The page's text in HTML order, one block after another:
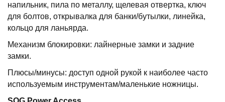
напильник, пила по металлу, щелевая отвертка, ключ
для болтов, открывалка для банки/бутылки, линейка,
кольцо для ланьярда.
Механизм блокировки: лайнерные замки и задние
замки.
Плюсы/минусы: доступ одной рукой к наиболее часто
используемым инструментам/маленькие ножницы.